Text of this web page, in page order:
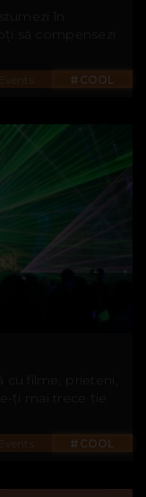
în
să compensezi
#COOL
Events
cu filme, prieteni,
ți mai trece ție
#COOL
Events